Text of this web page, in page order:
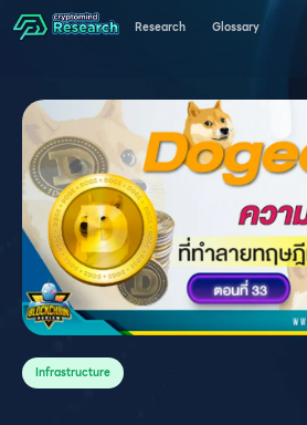
Research Glossary
Infrastructure